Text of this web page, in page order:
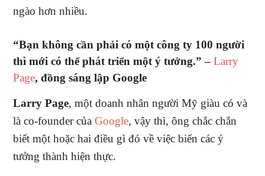
ngào hơn nhiều.
“Bạn không cần phải có một công ty 100 người
thì mới có thể phát triển một ý tưởng.” –Larry
Page, đồng sáng lập Google
Larry Page, một doanh nhân người Mỹ giàu có và
là co-founder củaGoogle, vậy thì, ông chắc chắn
biết một hoặc hai điều gì đó về việc biến các ý
tưởng thành hiện thực.